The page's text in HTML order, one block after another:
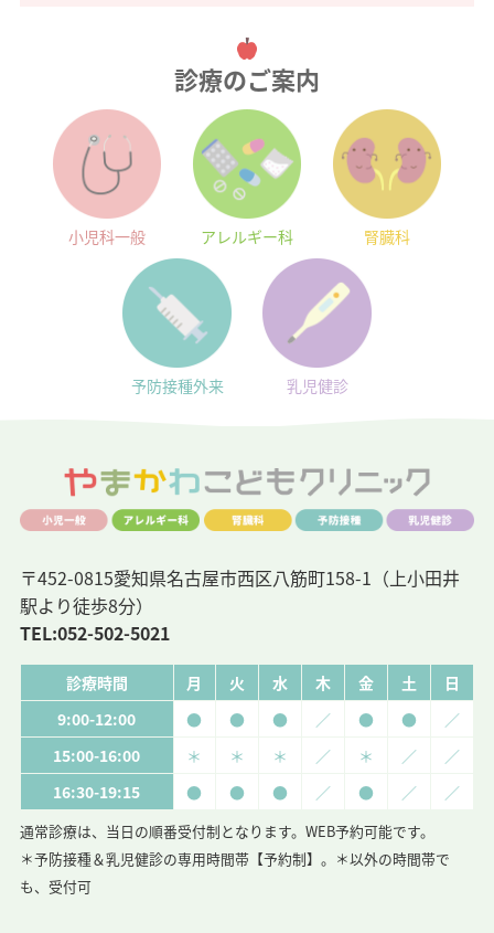
診療のご案内
小児科一般 アレルギー科 腎臓科
予防接種外来 乳児健診
〒452-0815愛知県名古屋市西区八筋町158-1（上小田井
駅より徒歩8分）
TEL:052-502-5021
診療時間 月 火 水 木 金 土
日
9:00-12:00
● ● ● ／ ● ●
／
15:00-16:00
＊ ＊ ＊ ／ ＊ ／
／
16:30-19:15
● ● ● ／ ● ／ ／
通常診療は、当日の順番受付制となります。WEB予約可能です。
＊予防接種＆乳児健診の専用時間帯【予約制】 。＊以外の時間帯で
も、受付可